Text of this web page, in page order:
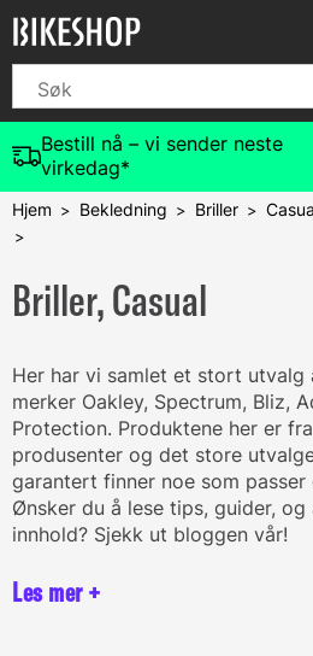
Bestill nå – vi sender neste
virkedag*
Hjem > Bekledning > Briller>
>
Briller, Casual
Her har vi samlet et stort
merker Oakley, Spectrum, Bliz,
Protection. Produktene her er
produsenter og det store
garantert finner noe som
Ønsker du å lese tips, guider,
innhold? Sjekk ut bloggen vår!